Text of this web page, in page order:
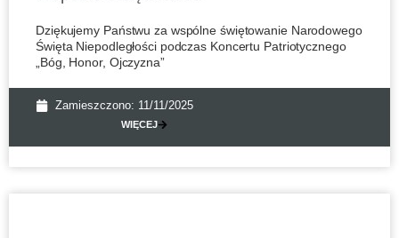
Dziękujemy Państwu za wspólne świętowanie Narodowego
Święta Niepodległości podczas Koncertu Patriotycznego
„Bóg, Honor, Ojczyzna”
Zamieszczono: 11/11/2025
WIĘCEJ